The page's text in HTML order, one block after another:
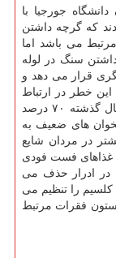
جورجیا با
شدند كه گرچه داشتن
می باشد اما
سنگ در لوله
قرار می دهد و
خطر در ارتباط
باشند. وجود سنگ در لوله های ادراری در ۱۵ سال گذشته ۷۰ درصد
های ضعیف به
در مردان شایع
غذاهای فست فودی
در ادرار حذف می
كلسیم را تنظیم می
فقرات مرتبط